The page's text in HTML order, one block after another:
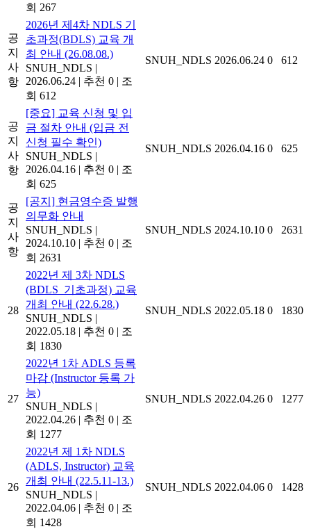
회 267
공
지
사
항
2026년 제4차 NDLS 기
초과정(BDLS) 교육 개
최 안내 (26.08.08.)
SNUH_NDLS |
2026.06.24 | 추천 0 | 조
회 612
SNUH_NDLS 2026.06.24 0 612
공
지
사
항
[중요] 교육 신청 및 입
금 절차 안내 (입금 전
신청 필수 확인)
SNUH_NDLS |
2026.04.16 | 추천 0 | 조
회 625
SNUH_NDLS 2026.04.16 0 625
공
지
사
항
[공지] 현금영수증 발행
의무화 안내
SNUH_NDLS |
2024.10.10 | 추천 0 | 조
회 2631
SNUH_NDLS 2024.10.10 0 2631
28
2022년 제 3차 NDLS
(BDLS_기초과정) 교육
개최 안내 (22.6.28.)
SNUH_NDLS |
2022.05.18 | 추천 0 | 조
회 1830
SNUH_NDLS 2022.05.18 0 1830
27
2022년 1차 ADLS 등록
마감 (Instructor 등록 가
능)
SNUH_NDLS |
2022.04.26 | 추천 0 | 조
회 1277
SNUH_NDLS 2022.04.26 0 1277
26
2022년 제 1차 NDLS
(ADLS, Instructor) 교육
개최 안내 (22.5.11-13.)
SNUH_NDLS |
2022.04.06 | 추천 0 | 조
회 1428
SNUH_NDLS 2022.04.06 0 1428